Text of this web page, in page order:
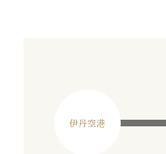
伊丹空港